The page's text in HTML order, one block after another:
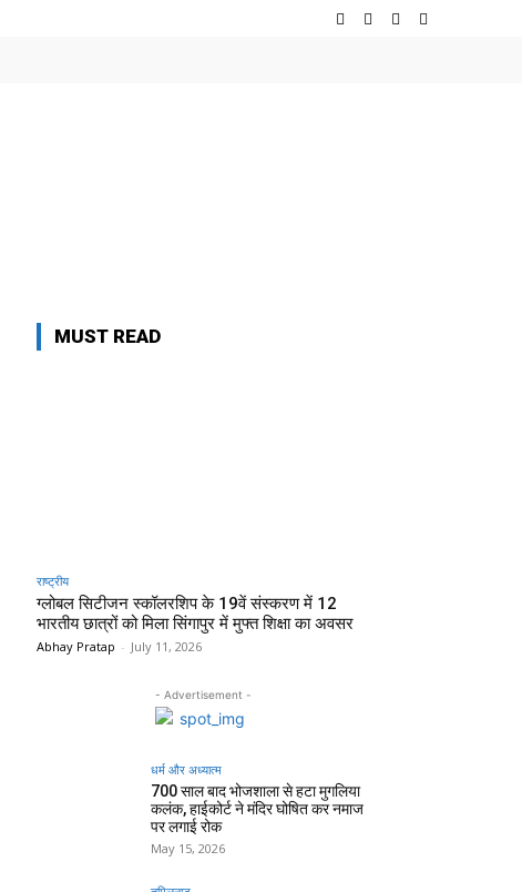
MUST READ
राष्ट्रीय
ग्लोबल सिटीजन स्कॉलरशिप के 19वें संस्करण में 12
भारतीय छात्रों को मिला सिंगापुर में मुफ्त शिक्षा का अवसर
Abhay Pratap - July 11, 2026
- Advertisement -
धर्म और अध्यात्म
700 साल बाद भोजशाला से हटा मुगलिया
कलंक, हाईकोर्ट ने मंदिर घोषित कर नमाज
पर लगाई रोक
May 15, 2026